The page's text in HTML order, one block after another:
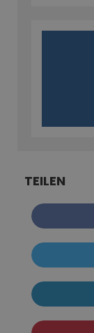
TEILEN